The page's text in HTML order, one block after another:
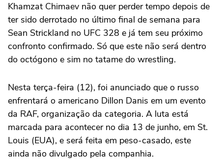
Khamzat Chimaev não quer perder tempo depois de
ter sido derrotado no último final de semana para
Sean Strickland no UFC 328 e já tem seu próximo
confronto confirmado. Só que este não será dentro
do octógono e sim no tatame do wrestling.
Nesta terça-feira (12), foi anunciado que o russo
enfrentará o americano Dillon Danis em um evento
da RAF, organização da categoria. A luta está
marcada para acontecer no dia 13 de junho, em St.
Louis (EUA), e será feita em peso-casado, este
ainda não divulgado pela companhia.